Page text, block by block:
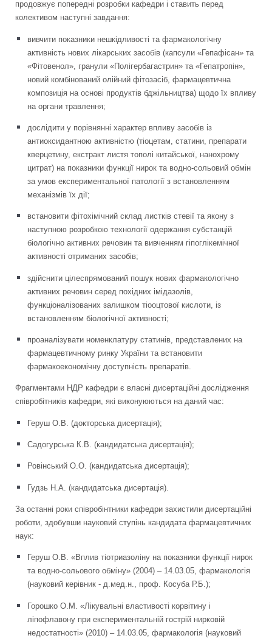
продовжує попередні розробки кафедри і ставить перед
колективом наступні завдання:
вивчити показники нешкідливості та фармакологічну
активність нових лікарських засобів (капсули «Гепафісан» та
«Фітовенол», гранули «Полігербагастрин» та «Гепатропін»,
новий комбінований олійний фітозасіб, фармацевтична
композиція на основі продуктів бджільництва) щодо їх впливу
на органи травлення;
дослідити у порівнянні характер впливу засобів із
антиоксидантною активністю (тіоцетам, статини, препарати
кверцетину, екстракт листя тополі китайської, нанохрому
цитрат) на показники функції нирок та водно-сольовий обмін
за умов експериментальної патології з встановленням
механізмів їх дії;
встановити фітохімічний склад листків стевії та якону з
наступною розробкою технології одержання субстанцій
біологічно активних речовин та вивченням гіпоглікемічної
активності отриманих засобів;
здійснити цілеспрямований пошук нових фармакологічно
активних речовин серед похідних імідазолів,
функціоналізованих залишком тіооцтової кислоти, із
встановленням біологічної активності;
проаналізувати номенклатуру статинів, представлених на
фармацевтичному ринку України та встановити
фармакоекономічну доступність препаратів.
Фрагментами НДР кафедри є власні дисертаційні дослідження
співробітників кафедри, які виконуюються на даний час:
Геруш О.В. (докторська дисертація);
Садогурська К.В. (кандидатська дисертація);
Ровінський О.О. (кандидатська дисертація);
Гудзь Н.А. (кандидатська дисертація).
За останні роки співробінтники кафедри захистили дисертаційні
роботи, здобувши науковий ступінь кандидата фармацевтичних
наук:
Геруш О.В. «Вплив тіотриазоліну на показники функції нирок
та водно-сольового обміну» (2004) – 14.03.05, фармакологія
(науковий керівник - д.мед.н., проф. Косуба Р.Б.);
Горошко О.М. «Лікувальні властивості корвітину і
ліпофлавону при експериментальній гострій нирковій
недостатності» (2010) – 14.03.05, фармакологія (науковий